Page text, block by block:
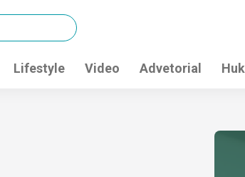
Lifestyle Video Advetorial